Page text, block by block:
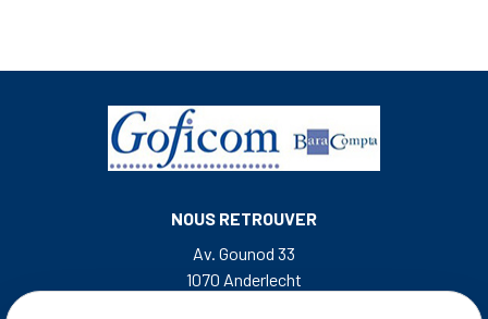
NOUS RETROUVER
Av. Gounod 33
1070 Anderlecht